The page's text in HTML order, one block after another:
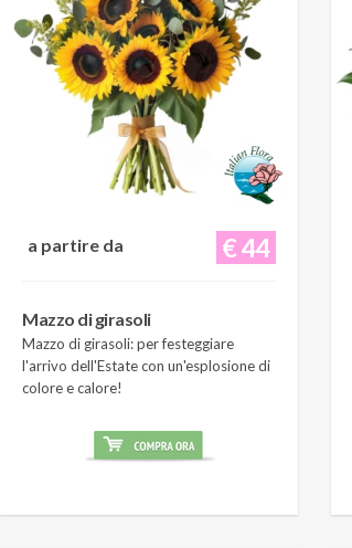
€ 44
a partire da
Mazzo di girasoli
Mazzo di girasoli: per festeggiare
l'arrivo dell'Estate con un'esplosione di
colore e calore!